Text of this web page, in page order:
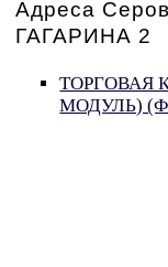
Адреса
ГАГАРИНА 2
ТОРГОВАЯ
МОДУЛЬ)